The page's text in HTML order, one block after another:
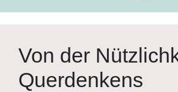
Von der
Querdenkens